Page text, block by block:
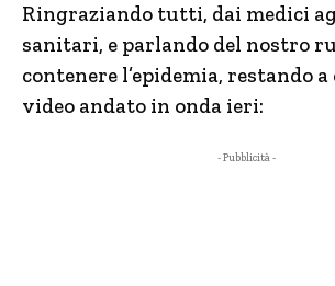
Ringraziando tutti, dai medici
sanitari, e parlando del nostro
contenere l’epidemia, restando a
video andato in onda ieri:
- Pubblicità -